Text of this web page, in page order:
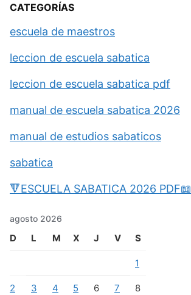
CATEGORÍAS
escuela de maestros
leccion de escuela sabatica
leccion de escuela sabatica pdf
manual de escuela sabatica 2026
manual de estudios sabaticos
sabatica
🔻ESCUELA SABATICA 2026 PDF📖
agosto 2026
D L M X J V S
1
2 3 4 5 6 7 8